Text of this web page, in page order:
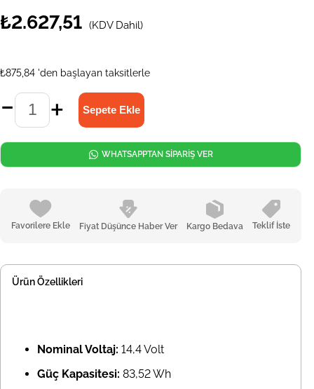
₺2.627,51 (KDV Dahil)
₺875,84 'den başlayan taksitlerle
Favorilere Ekle Fiyat Düşünce Haber Ver Kargo Bedava Teklif İste
WHATSAPPTAN SİPARİŞ VER
Ürün Özellikleri
Nominal Voltaj: 14,4 Volt
Güç Kapasitesi: 83,52 Wh